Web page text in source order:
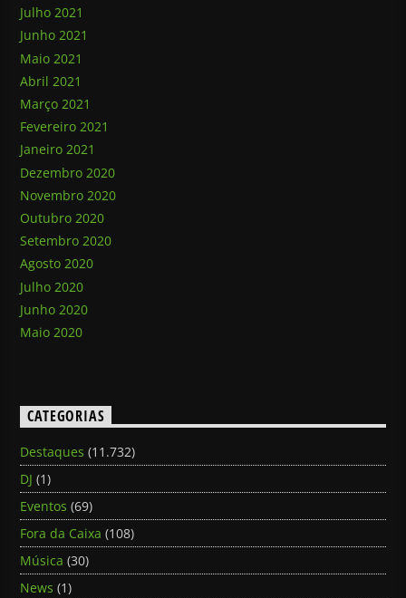
Julho 2021
Junho 2021
Maio 2021
Abril 2021
Março 2021
Fevereiro 2021
Janeiro 2021
Dezembro 2020
Novembro 2020
Outubro 2020
Setembro 2020
Agosto 2020
Julho 2020
Junho 2020
Maio 2020
CATEGORIAS
Destaques (11.732)
DJ (1)
Eventos (69)
Fora da Caixa (108)
Música (30)
News (1)